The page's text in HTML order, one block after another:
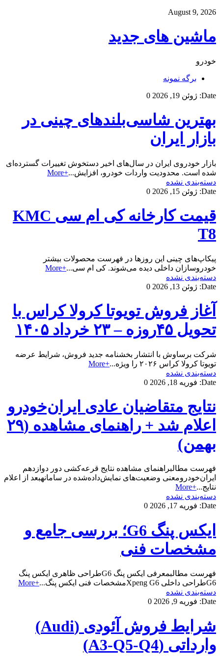
August 9, 2026
ماشین های جدید
خودرو
برگه نمونه
Date: ژوئن 19, 2026 0
بهترین شاسی‌بلندهای چینی در
بازار ایران
بازار خودروی ایران در سال‌های اخیر دستخوش تغییرات گسترده‌ای
شده است. محدودیت واردات خودرو، افزایش...+More
دسته‌بندی نشده
Date: ژوئن 15, 2026 0
قیمت کارخانه کی ام سی KMC
T8
پیکاپ‌های چینی این روزها در فهرست محصولات بیشتر
خودروسازان داخلی دیده می‌شوند. کی ام سی...+More
دسته‌بندی نشده
Date: ژوئن 13, 2026 0
آغاز فروش تویوتا کرولا کراس با
تحویل ۴۵روزه – ۲۳ خرداد ۱۴۰۵
شرکت برساوش با انتشار بخشنامه جدید فروش، شرایط عرضه
تویوتا کرولا کراس ۲۰۲۶ را ویژه...
+More
دسته‌بندی نشده
Date: فوریه 18, 2026 0
نتایج متقاضیان عادی ایران‌خودرو
اعلام شد + راهنمای مشاهده (۲۹
بهمن)
فهرست مطالبراهنمای مشاهده نتایج قرعه‌کشی دور دوازدهم
ایران‌خودرومعنی وضعیت‌های نمایش‌داده‌شده در سامانهبعد از اعلام
نتایج...+More
دسته‌بندی نشده
Date: فوریه 17, 2026 0
ایکس پنگ G6؛ بررسی جامع و
مشخصات فنی
فهرست مطالبمعرفی ایکس پنگ G6طراحی ظاهری ایکس پنگ
G6طراحی داخلی Xpeng G6مشخصات فنی ایکس پنگ...
+More
دسته‌بندی نشده
Date: فوریه 9, 2026 0
شرایط فروش آئودی (Audi)
وارداتی (A3-Q5-Q4)